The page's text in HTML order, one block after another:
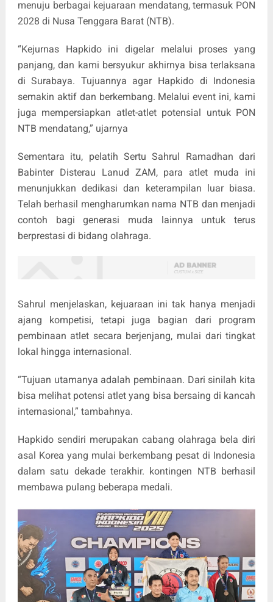
menuju berbagai kejuaraan mendatang, termasuk PON
2028 di Nusa Tenggara Barat (NTB).
“Kejurnas Hapkido ini digelar melalui proses yang
panjang, dan kami bersyukur akhirnya bisa terlaksana
di Surabaya. Tujuannya agar Hapkido di Indonesia
semakin aktif dan berkembang. Melalui event ini, kami
juga mempersiapkan atlet-atlet potensial untuk PON
NTB mendatang,” ujarnya
Sementara itu, pelatih Sertu Sahrul Ramadhan dari
Babinter Disterau Lanud ZAM, para atlet muda ini
menunjukkan dedikasi dan keterampilan luar biasa.
Telah berhasil mengharumkan nama NTB dan menjadi
contoh bagi generasi muda lainnya untuk terus
berprestasi di bidang olahraga.
Sahrul menjelaskan, kejuaraan ini tak hanya menjadi
ajang kompetisi, tetapi juga bagian dari program
pembinaan atlet secara berjenjang, mulai dari tingkat
lokal hingga internasional.
“Tujuan utamanya adalah pembinaan. Dari sinilah kita
bisa melihat potensi atlet yang bisa bersaing di kancah
internasional,” tambahnya.
Hapkido sendiri merupakan cabang olahraga bela diri
asal Korea yang mulai berkembang pesat di Indonesia
dalam satu dekade terakhir. kontingen NTB berhasil
membawa pulang beberapa medali.